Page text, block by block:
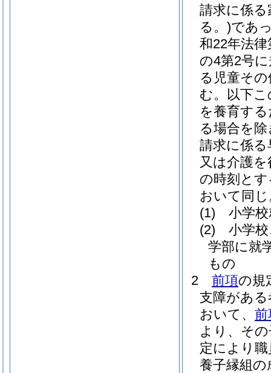
請求に係
る。)であ
和22年法律
の4第2号
る児童そ
む。以下
を養育す
る場合を
請求に係る
又は介護
の時刻と
おいて同じ
(1)
小学
(2)
小学
学部に就
もの
2
前項の規
支障があ
おいて、 前
より、そ
定により
養子縁組